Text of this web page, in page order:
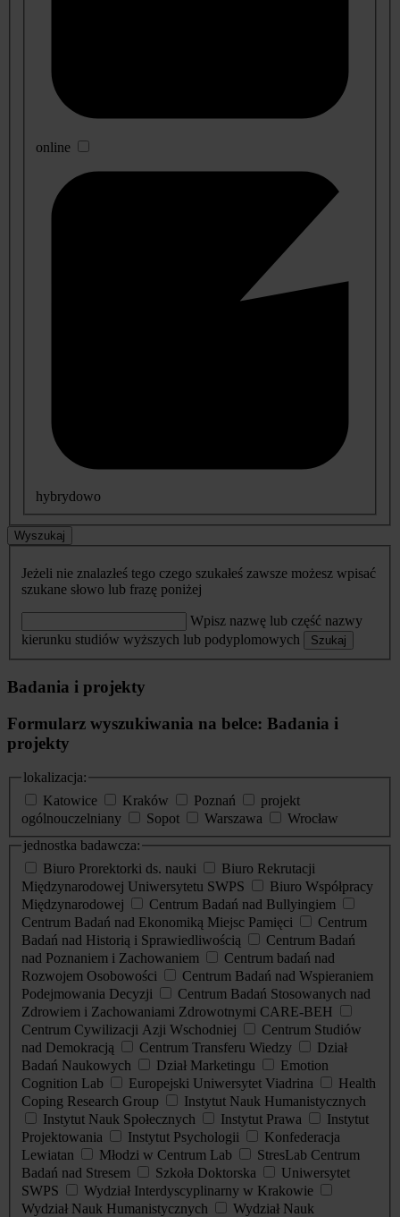
online
hybrydowo
Wyszukaj
Jeżeli nie znalazłeś tego czego szukałeś zawsze możesz wpisać
szukane słowo lub frazę poniżej
Wpisz nazwę lub część nazwy
kierunku studiów wyższych lub podyplomowych
Szukaj
Badania i projekty
Formularz wyszukiwania na belce: Badania i
projekty
lokalizacja:
Katowice
Kraków Poznań
projekt
ogólnouczelniany
Sopot Warszawa
Wrocław
jednostka badawcza:
Biuro Prorektorki ds. nauki
Biuro Rekrutacji
Międzynarodowej Uniwersytetu SWPS
Biuro Współpracy
Międzynarodowej
Centrum Badań nad Bullyingiem
Centrum Badań nad Ekonomiką Miejsc Pamięci
Centrum
Badań nad Historią i Sprawiedliwością
Centrum Badań
nad Poznaniem i Zachowaniem
Centrum badań nad
Rozwojem Osobowości
Centrum Badań nad Wspieraniem
Podejmowania Decyzji
Centrum Badań Stosowanych nad
Zdrowiem i Zachowaniami Zdrowotnymi CARE-BEH
Centrum Cywilizacji Azji Wschodniej
Centrum Studiów
nad Demokracją
Centrum Transferu Wiedzy
Dział
Badań Naukowych
Dział Marketingu
Emotion
Cognition Lab
Europejski Uniwersytet Viadrina
Health
Coping Research Group
Instytut Nauk Humanistycznych
Instytut Nauk Społecznych
Instytut Prawa
Instytut
Projektowania
Instytut Psychologii
Konfederacja
Lewiatan
Młodzi w Centrum Lab
StresLab Centrum
Badań nad Stresem
Szkoła Doktorska
Uniwersytet
SWPS
Wydział Interdyscyplinarny w Krakowie
Wydział Nauk Humanistycznych
Wydział Nauk